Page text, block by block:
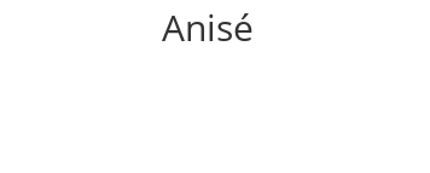
Anisé